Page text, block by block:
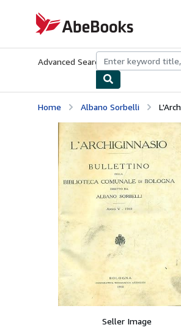
AbeBooks.com
Advanced Search Browse Collections
Home Albano Sorbelli
Seller Image